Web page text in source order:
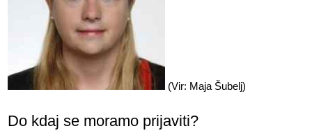
(Vir: Maja Šubelj)
Do kdaj se moramo prijaviti?